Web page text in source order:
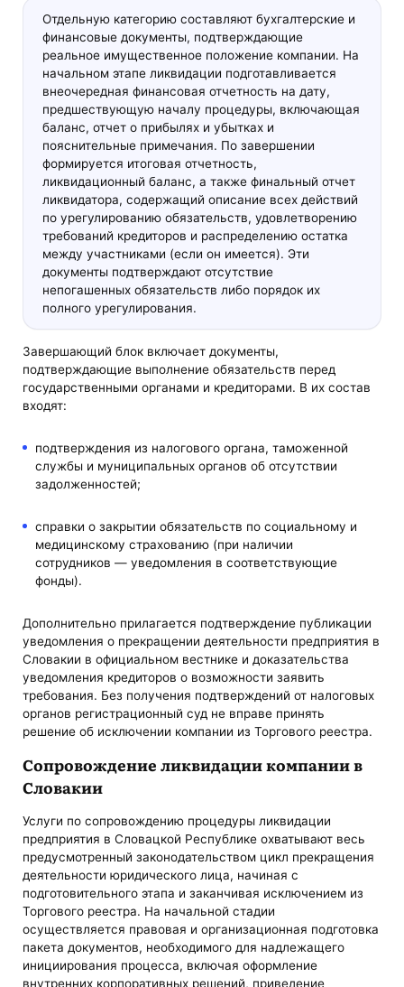
Отдельную категорию составляют бухгалтерские и
финансовые документы, подтверждающие
реальное имущественное положение компании. На
начальном этапе ликвидации подготавливается
внеочередная финансовая отчетность на дату,
предшествующую началу процедуры, включающая
баланс, отчет о прибылях и убытках и
пояснительные примечания. По завершении
формируется итоговая отчетность,
ликвидационный баланс, а также финальный отчет
ликвидатора, содержащий описание всех действий
по урегулированию обязательств, удовлетворению
требований кредиторов и распределению остатка
между участниками (если он имеется). Эти
документы подтверждают отсутствие
непогашенных обязательств либо порядок их
полного урегулирования.
Завершающий блок включает документы,
подтверждающие выполнение обязательств перед
государственными органами и кредиторами. В их состав
входят:
подтверждения из налогового органа, таможенной
службы и муниципальных органов об отсутствии
задолженностей;
справки о закрытии обязательств по социальному и
медицинскому страхованию (при наличии
сотрудников — уведомления в соответствующие
фонды).
Дополнительно прилагается подтверждение публикации
уведомления о прекращении деятельности предприятия в
Словакии в официальном вестнике и доказательства
уведомления кредиторов о возможности заявить
требования. Без получения подтверждений от налоговых
органов регистрационный суд не вправе принять
решение об исключении компании из Торгового реестра.
Сопровождение ликвидации компании в
Словакии
Услуги по сопровождению процедуры ликвидации
предприятия в Словацкой Республике охватывают весь
предусмотренный законодательством цикл прекращения
деятельности юридического лица, начиная с
подготовительного этапа и заканчивая исключением из
Торгового реестра. На начальной стадии
осуществляется правовая и организационная подготовка
пакета документов, необходимого для надлежащего
инициирования процесса, включая оформление
внутренних корпоративных решений, приведение